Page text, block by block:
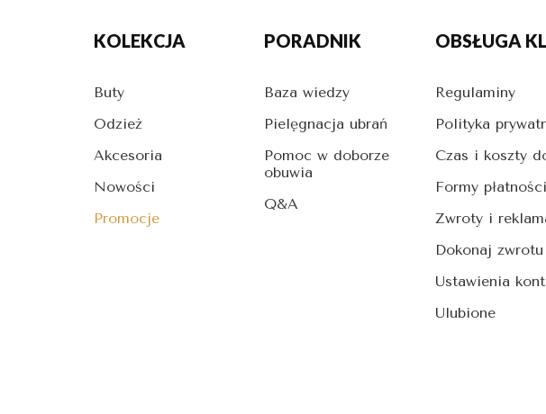
KOLEKCJA
Buty
Odzież
Akcesoria
Nowości
Promocje
PORADNIK
Baza wiedzy
Pielęgnacja ubrań
Pomoc w doborze
obuwia
Q&A
OBSŁUGA
Regulaminy
Polityka
Czas i koszty
Formy płatności
Zwroty i
Dokonaj zwrotu
Ustawienia
Ulubione